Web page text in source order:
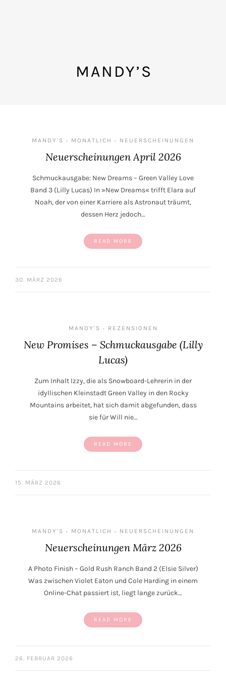
MANDY’S
MANDY'S • MONATLICH • NEUERSCHEINUNGEN
Neuerscheinungen April 2026
Schmuckausgabe: New Dreams – Green Valley Love
Band 3 (Lilly Lucas) In »New Dreams« trifft Elara auf
Noah, der von einer Karriere als Astronaut träumt,
dessen Herz jedoch…
READ MORE
30. MÄRZ 2026
MANDY'S • REZENSIONEN
New Promises – Schmuckausgabe (Lilly
Lucas)
Zum Inhalt Izzy, die als Snowboard-Lehrerin in der
idyllischen Kleinstadt Green Valley in den Rocky
Mountains arbeitet, hat sich damit abgefunden, dass
sie für Will nie…
READ MORE
15. MÄRZ 2026
MANDY'S • MONATLICH • NEUERSCHEINUNGEN
Neuerscheinungen März 2026
A Photo Finish – Gold Rush Ranch Band 2 (Elsie Silver)
Was zwischen Violet Eaton und Cole Harding in einem
Online-Chat passiert ist, liegt lange zurück…
READ MORE
26. FEBRUAR 2026